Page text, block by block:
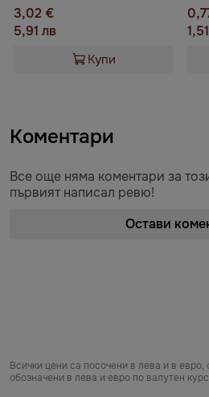
3,02 €
5,91 лв
Купи
Коментари
Все още няма коментари за
първият написал ревю!
Остави
Всички цени са посочени в лева и в
обозначени в лева и евро по валутен